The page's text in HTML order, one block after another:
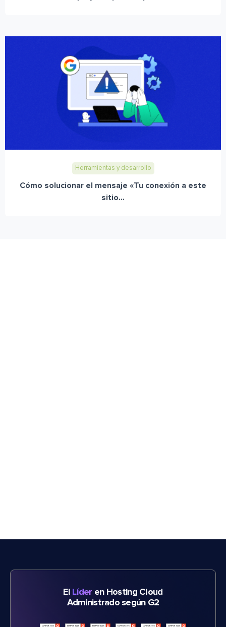
Herramientas y desarrollo
Cómo solucionar el mensaje «Tu conexión a este
sitio...
El Líder en Hosting Cloud
Administrado según G2